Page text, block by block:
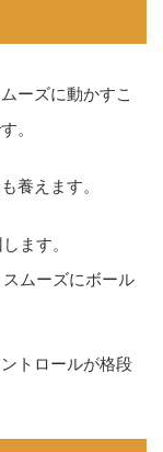
ーズに動かすこ
。
養えます。
ます。
ムーズにボール
トロールが格段